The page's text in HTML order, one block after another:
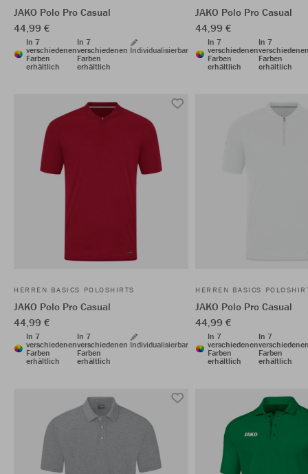
JAKO Polo Pro Casual
44,99 €
In 7
verschiedenen
Farben
erhältlich
In 7
verschiedenen
Farben
erhältlich
Individualisierbar
JAKO Polo Pro Casual
44,99 €
In 7
verschiedenen
Farben
erhältlich
In 7
Farben
erhältlich
HERREN BASICS POLOSHIRTS
JAKO Polo Pro Casual
44,99 €
In 7
verschiedenen
Farben
erhältlich
In 7
verschiedenen
Farben
erhältlich
Individualisierbar
HERREN BASICS
JAKO Polo Pro Casual
44,99 €
In 7
verschiedenen
Farben
erhältlich
In 7
Farben
erhältlich